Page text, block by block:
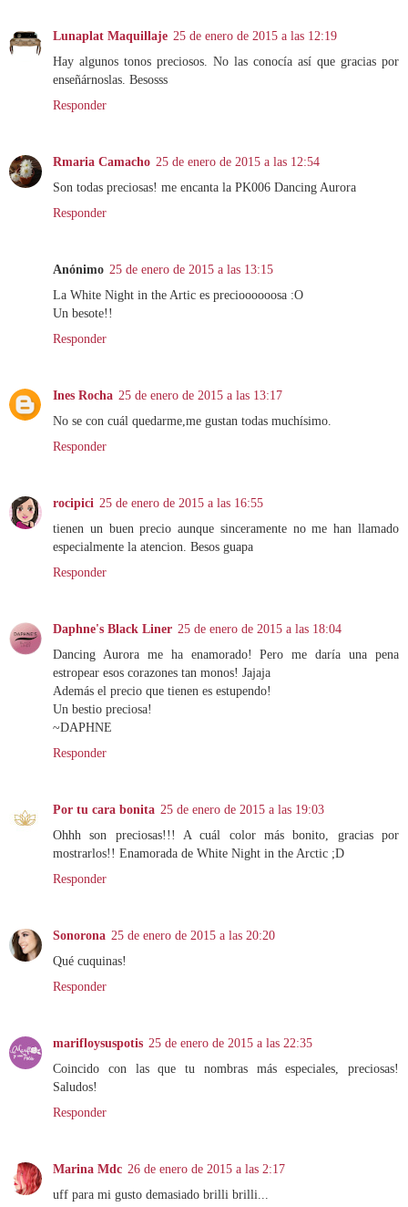
Lunaplat Maquillaje 25 de enero de 2015 a las 12:19
Hay algunos tonos preciosos. No las conocía así que gracias por
enseñárnoslas. Besosss
Responder
Rmaria Camacho 25 de enero de 2015 a las 12:54
Son todas preciosas! me encanta la PK006 Dancing Aurora
Responder
Anónimo 25 de enero de 2015 a las 13:15
La White Night in the Artic es precioooooosa :O
Un besote!!
Responder
Ines Rocha 25 de enero de 2015 a las 13:17
No se con cuál quedarme,me gustan todas muchísimo.
Responder
rocipici 25 de enero de 2015 a las 16:55
tienen un buen precio aunque sinceramente no me han llamado
especialmente la atencion. Besos guapa
Responder
Daphne's Black Liner 25 de enero de 2015 a las 18:04
Dancing Aurora me ha enamorado! Pero me daría una pena
estropear esos corazones tan monos! Jajaja
Además el precio que tienen es estupendo!
Un bestio preciosa!
~DAPHNE
Responder
Por tu cara bonita 25 de enero de 2015 a las 19:03
Ohhh son preciosas!!! A cuál color más bonito, gracias por
mostrarlos!! Enamorada de White Night in the Arctic ;D
Responder
Sonorona 25 de enero de 2015 a las 20:20
Qué cuquinas!
Responder
marifloysuspotis 25 de enero de 2015 a las 22:35
Coincido con las que tu nombras más especiales, preciosas!
Saludos!
Responder
Marina Mdc 26 de enero de 2015 a las 2:17
uff para mi gusto demasiado brilli brilli...